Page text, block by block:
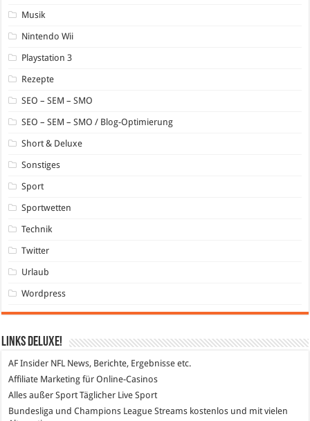
Musik
Nintendo Wii
Playstation 3
Rezepte
SEO – SEM – SMO
SEO – SEM – SMO / Blog-Optimierung
Short & Deluxe
Sonstiges
Sport
Sportwetten
Technik
Twitter
Urlaub
Wordpress
Links DeLuXe!
AF Insider NFL News, Berichte, Ergebnisse etc.
Affiliate Marketing für Online-Casinos
Alles außer SportTäglicher Live Sport
Bundesliga und Champions League Streams kostenlos und mit vielen